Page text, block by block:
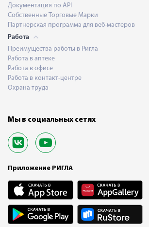
Документация по API
Собственные Торговые Марки
Партнерская программа для веб-мастеров
Работа
Преимущества работы в Ригла
Работа в аптеке
Работа в офисе
Работа в контакт-центре
Охрана труда
Мы в социальных сетях
Приложение РИГЛА